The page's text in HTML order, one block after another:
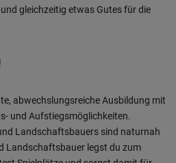
gleichzeitig etwas Gutes für die
abwechslungsreiche Ausbildung mit
und Aufstiegsmöglichkeiten.
Landschaftsbauers sind naturnah
Landschaftsbauer legst du zum